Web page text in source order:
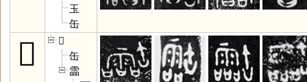
玉
缶
𦉢
𦉢
缶
霝